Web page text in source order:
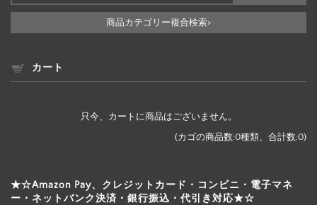
商品カテゴリー複合検索>
カート
只今、カートに商品はございません。
(カゴの商品数:0種類、合計数:0)
★☆Amazon Pay、クレジットカード・コンビニ・電子マネ
ー・ネットバンク決済・銀行振込・代引き対応★☆